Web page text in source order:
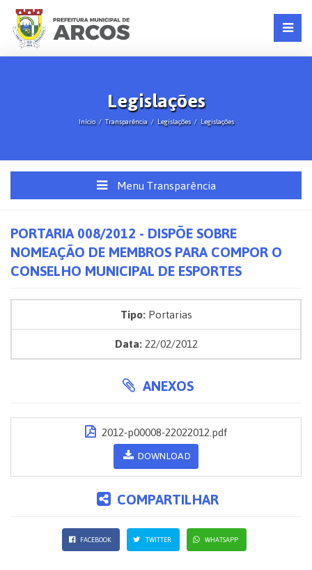
Legislações
Início Transparência Legislações Legislações
Menu Transparência
PORTARIA 008/2012 - DISPÕE SOBRE
NOMEAÇÃO DE MEMBROS PARA COMPOR O
CONSELHO MUNICIPAL DE ESPORTES
Tipo:Portarias
Data:22/02/2012
ANEXOS
2012-p00008-22022012.pdf
DOWNLOAD
COMPARTILHAR
FACEBOOK TWITTER WHATSAPP